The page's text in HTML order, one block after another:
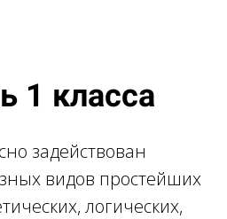
1 класса
задействован
видов простейших
логических,